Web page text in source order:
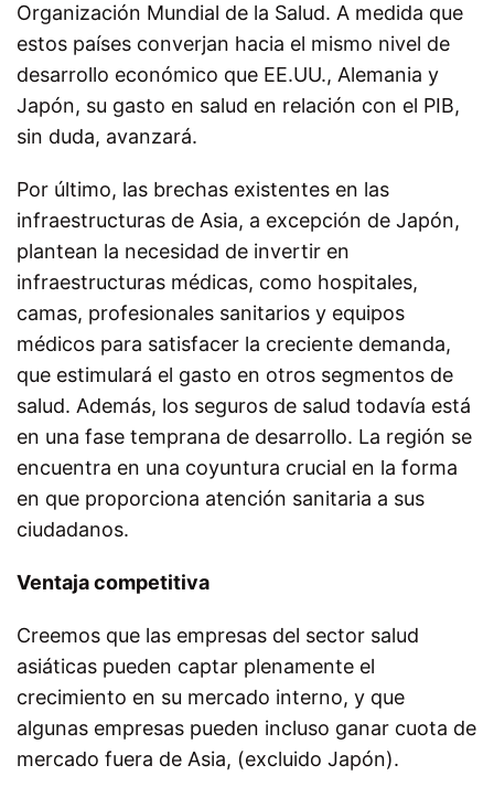
Organización Mundial de la Salud. A medida que
estos países converjan hacia el mismo nivel de
desarrollo económico que EE.UU., Alemania y
Japón, su gasto en salud en relación con el PIB,
sin duda, avanzará.
Por último, las brechas existentes en las
infraestructuras de Asia, a excepción de Japón,
plantean la necesidad de invertir en
infraestructuras médicas, como hospitales,
camas, profesionales sanitarios y equipos
médicos para satisfacer la creciente demanda,
que estimulará el gasto en otros segmentos de
salud. Además, los seguros de salud todavía está
en una fase temprana de desarrollo. La región se
encuentra en una coyuntura crucial en la forma
en que proporciona atención sanitaria a sus
ciudadanos.
Ventaja competitiva
Creemos que las empresas del sector salud
asiáticas pueden captar plenamente el
crecimiento en su mercado interno, y que
algunas empresas pueden incluso ganar cuota de
mercado fuera de Asia, (excluido Japón).